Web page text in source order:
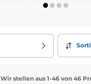
Wir stellen aus 1-46 von 46